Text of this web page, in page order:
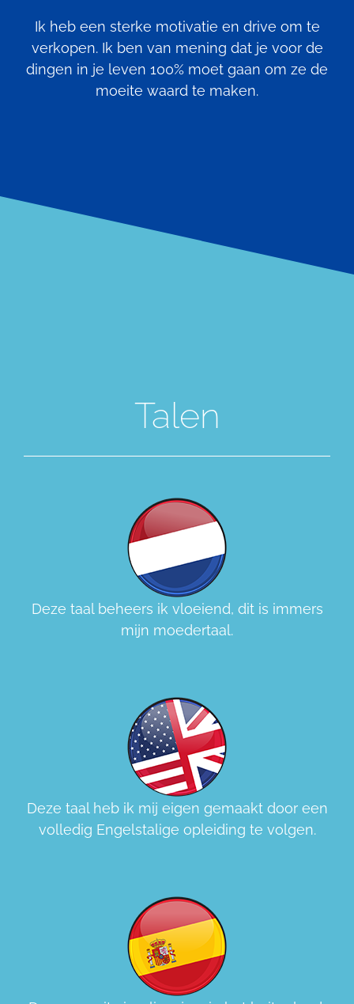
Ik heb een sterke motivatie en drive om te
verkopen. Ik ben van mening dat je voor de
dingen in je leven 100% moet gaan om ze de
moeite waard te maken.
Talen
Deze taal beheers ik vloeiend, dit is immers
mijn moedertaal.
Deze taal heb ik mij eigen gemaakt door een
volledig Engelstalige opleiding te volgen.